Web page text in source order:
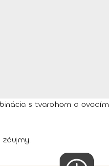
s tvarohom a ovocím